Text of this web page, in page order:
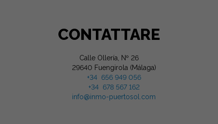
CONTATTARE
Calle Ollería, Nº 26
29640 Fuengirola (Málaga)
+34 656 949 056
+34 678 567 162
info@inmo-puertosol.com